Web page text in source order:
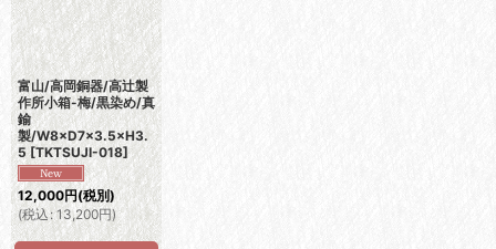
富山/高岡銅器/高辻製
作所小箱-梅/黒染め/真
鍮
製/W8×D7×3.5×H3.
5 [TKTSUJI-018]
12,000円(税別)
(税込 : 13,200円)